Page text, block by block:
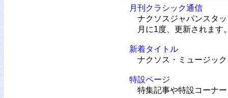
月刊クラシック通信
ナクソスジャパンスタッ
月に1度、更新されます
新着タイトル
ナクソス・ミュージック
特設ページ
特集記事や特設コーナー